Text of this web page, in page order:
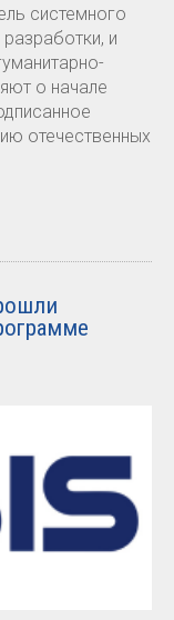
системного
и
о начале
отечественных